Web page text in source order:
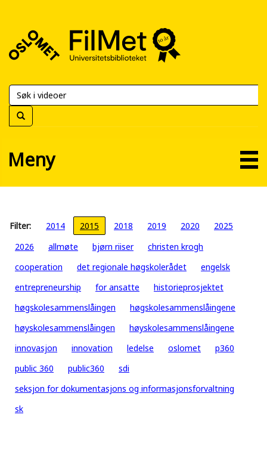
FilMet
Universitetsbiblioteket
Meny
Filter: 2014 2015 2018 2019 2020
2025
2026
allmøte bjørn riiser
christen krogh
cooperation
det regionale høgskolerådet
engelsk
entrepreneurship
for ansatte
historieprosjektet
høgskolesammenslåingen
høgskolesammenslåingene
høyskolesammenslåingen
høyskolesammenslåingene
innovasjon
innovation ledelse oslomet
p360
public 360
public360
sdi
seksjon for dokumentasjons og informasjonsforvaltning
sk